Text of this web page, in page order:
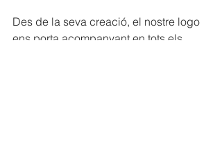
Des de la seva creació, el nostre logo
ens porta acompanyant en tots els